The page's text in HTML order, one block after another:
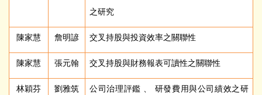
之研究
陳家慧 詹明諺 交叉持股與投資效率之關聯性
陳家慧 張元翰 交叉持股與財務報表可讀性之關聯性
林穎芬 劉雅筑
公司治理評鑑 、 研發費用與公司績效之研